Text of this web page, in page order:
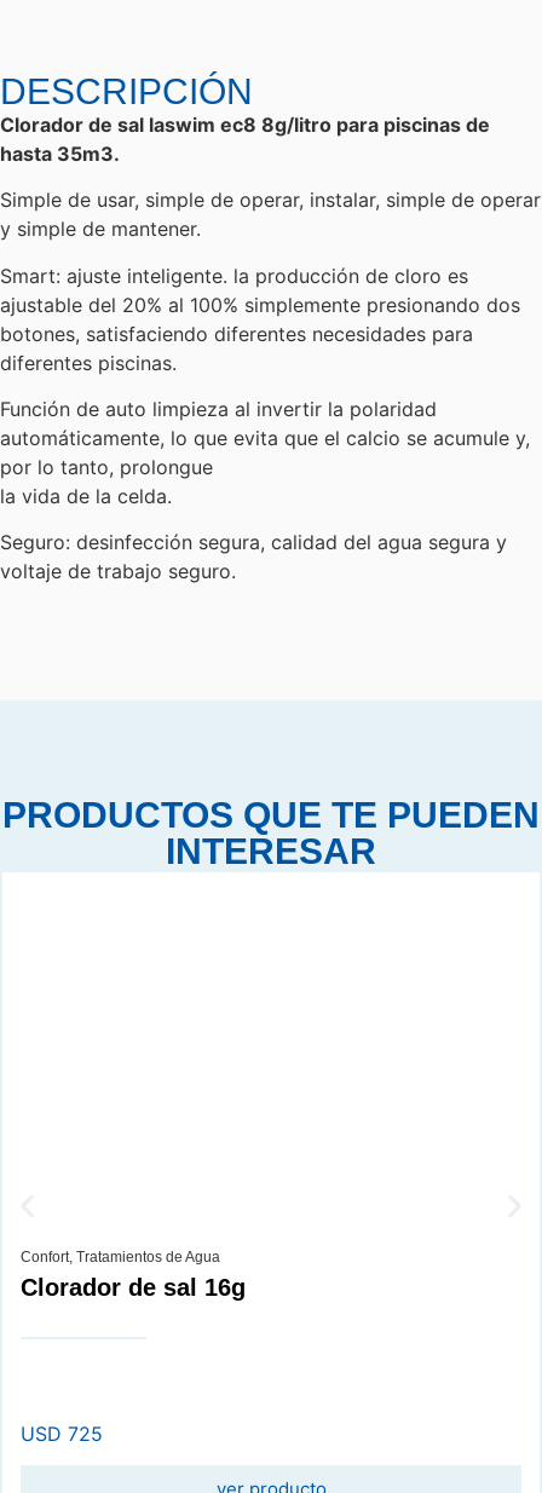
DESCRIPCIÓN
Clorador de sal laswim ec8 8g/litro para piscinas de
hasta 35m3.
Simple de usar, simple de operar, instalar, simple de operar
y simple de mantener.
Smart: ajuste inteligente. la producción de cloro es
ajustable del 20% al 100% simplemente presionando dos
botones, satisfaciendo diferentes necesidades para
diferentes piscinas.
Función de auto limpieza al invertir la polaridad
automáticamente, lo que evita que el calcio se acumule y,
por lo tanto, prolongue
la vida de la celda.
Seguro: desinfección segura, calidad del agua segura y
voltaje de trabajo seguro.
PRODUCTOS QUE TE PUEDEN
INTERESAR
Confort Tratamientos de Agua
Clorador de sal 16g
USD 725